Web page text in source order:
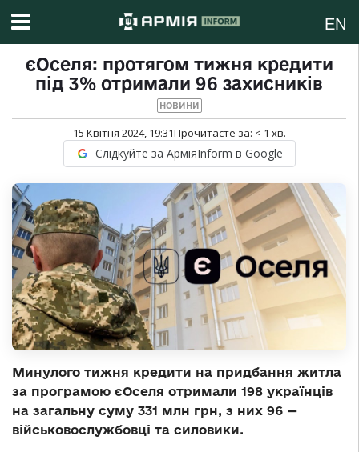
EN
єОселя: протягом тижня кредити
під 3% отримали 96 захисників
НОВИНИ
15 Квітня 2024, 19:31Прочитаєте за: < 1 хв.
Слідкуйте за АрміяInform в Google
Минулого тижня кредити на придбання житла
за програмою єОселя отримали 198 українців
на загальну суму 331 млн грн, з них 96 —
військовослужбовці та силовики.